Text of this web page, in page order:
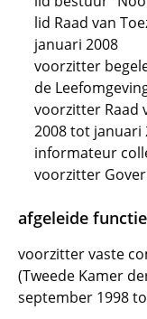
lid Raad van
januari 2008
voorzitter
de
voorzitter Raad
2008 tot januari
informateur
voorzitter
afgeleide
voorzitter vaste
(Tweede Kamer
september 1998